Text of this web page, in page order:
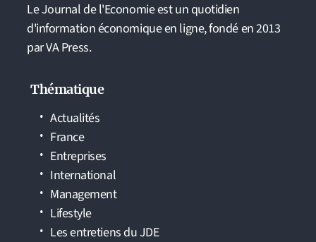
Le Journal de l'Economie est un quotidien
d'information économique en ligne, fondé en 2013
par VA Press.
Thématique
Actualités
France
Entreprises
International
Management
Lifestyle
Les entretiens du JDE